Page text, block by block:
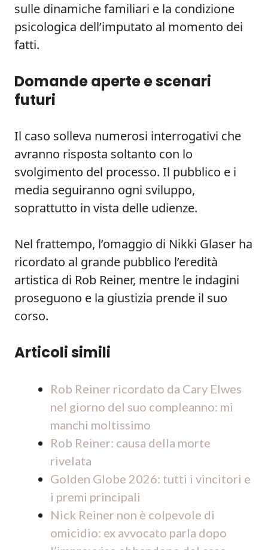
sulle dinamiche familiari e la condizione
psicologica dell’imputato al momento dei
fatti.
Domande aperte e scenari
futuri
Il caso solleva numerosi interrogativi che
avranno risposta soltanto con lo
svolgimento del processo. Il pubblico e i
media seguiranno ogni sviluppo,
soprattutto in vista delle udienze.
Nel frattempo, l’omaggio di Nikki Glaser ha
ricordato al grande pubblico l’eredità
artistica di Rob Reiner, mentre le indagini
proseguono e la giustizia prende il suo
corso.
Articoli simili
Rob Reiner ricordato da Cary Elwes
nel giorno del suo compleanno: mi
manchi moltissimo
Rob Reiner: causa della morte
rivelata
Golden Globe 2026: tutti i vincitori e
i premi principali
Nick Reiner non è colpevole di
omicidio: ex avvocato parla dopo